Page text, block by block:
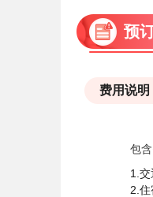
预
费用说明
包含
1.交
2.